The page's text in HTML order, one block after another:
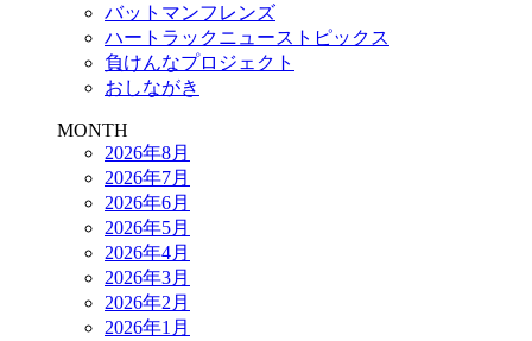
バットマンフレンズ
ハートラックニューストピックス
負けんなプロジェクト
おしながき
MONTH
2026年8月
2026年7月
2026年6月
2026年5月
2026年4月
2026年3月
2026年2月
2026年1月